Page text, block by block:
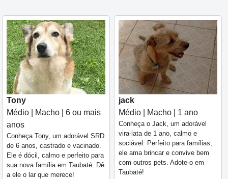
Tony
Médio | Macho | 6 ou mais
anos
Conheça Tony, um adorável SRD
de 6 anos, castrado e vacinado.
Ele é dócil, calmo e perfeito para
sua nova família em Taubaté. Dê
a ele o lar que merece!
jack
Médio | Macho | 1 ano
Conheça o Jack, um adorável
vira-lata de 1 ano, calmo e
sociável. Perfeito para famílias,
ele ama brincar e convive bem
com outros pets. Adote-o em
Taubaté!